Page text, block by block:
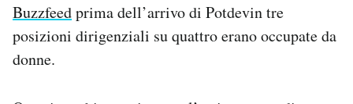
Buzzfeedprima dell’arrivo di Potdevin tre
posizioni dirigenziali su quattro erano occupate da
donne.